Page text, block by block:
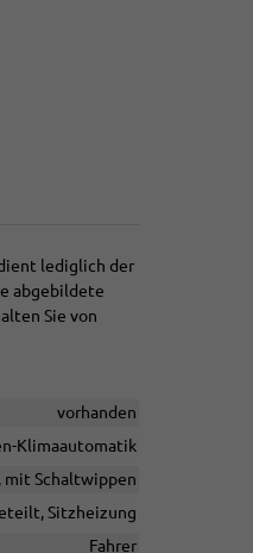
lediglich der
abgebildete
Sie von
vorhanden
Klimaautomatik
mit Schaltwippen
Sitzheizung
Fahrer